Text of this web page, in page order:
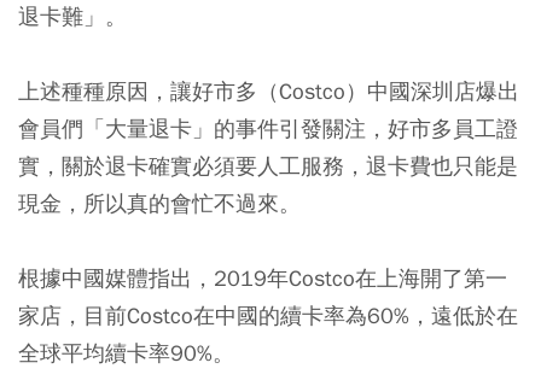
退卡難」。
上述種種原因，讓好市多（Costco）中國深圳店爆出
會員們「大量退卡」的事件引發關注，好市多員工證
實，關於退卡確實必須要人工服務，退卡費也只能是
現金，所以真的會忙不過來。
根據中國媒體指出，2019年Costco在上海開了第一
家店，目前Costco在中國的續卡率為60%，遠低於在
全球平均續卡率90%。